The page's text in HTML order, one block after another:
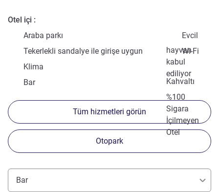
Otel içi
Araba parkı
Evcil
hayvan
kabul
ediliyor
Tekerlekli sandalye ile girişe uygun
Wi-Fi
Klima
Kahvaltı
Bar
%100
Sigara
İçilmeyen
Otel
Tüm hizmetleri görün
Otopark
Bar